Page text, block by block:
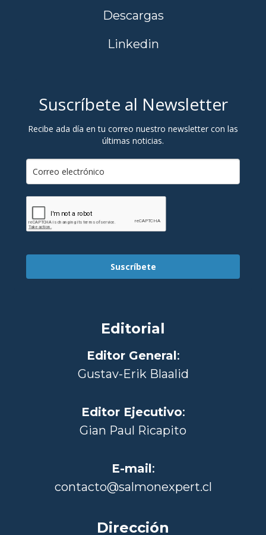
Descargas
Linkedin
Suscríbete al Newsletter
Recibe ada día en tu correo nuestro newsletter con las
últimas noticias.
Suscríbete
Editorial
Editor General:
Gustav-Erik Blaalid
Editor Ejecutivo:
Gian Paul Ricapito
E-mail:
contacto@salmonexpert.cl
Dirección